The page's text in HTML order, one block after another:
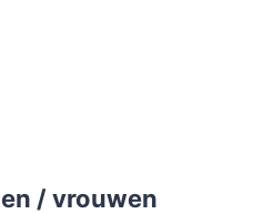
/ vrouwen